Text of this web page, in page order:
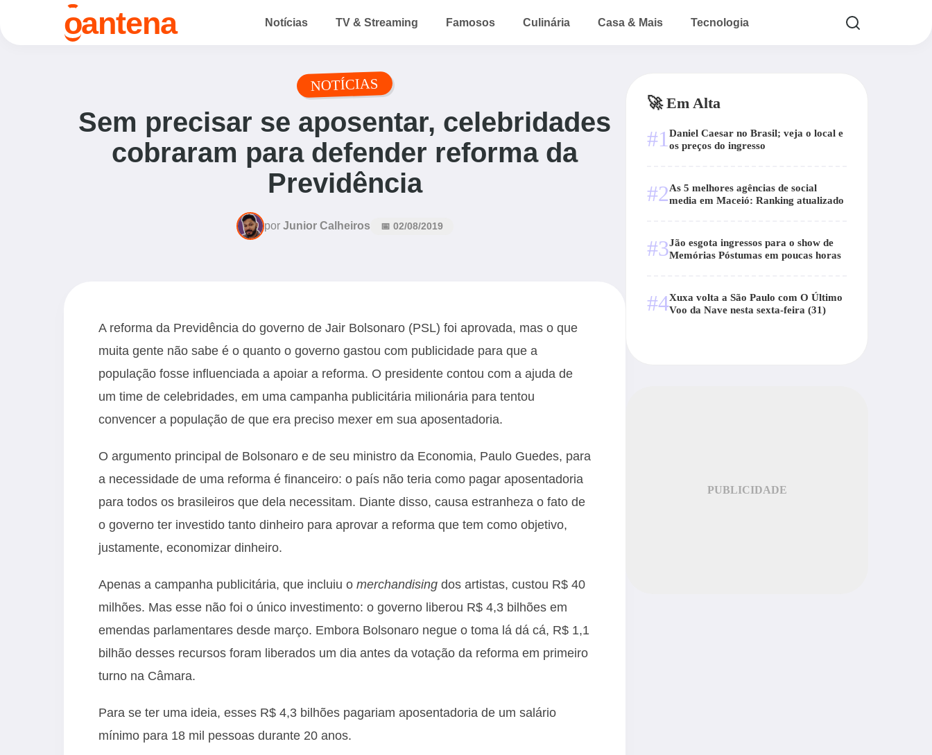
oantena Notícias TV & Streaming Famosos Culinária Casa & Mais Tecnologia
NOTÍCIAS
Sem precisar se aposentar, celebridades
cobraram para defender reforma da
Previdência
por Junior Calheiros 📅 02/08/2019
A reforma da Previdência do governo de Jair Bolsonaro (PSL) foi aprovada, mas o que
muita gente não sabe é o quanto o governo gastou com publicidade para que a
população fosse influenciada a apoiar a reforma. O presidente contou com a ajuda de
um time de celebridades, em uma campanha publicitária milionária para tentou
convencer a população de que era preciso mexer em sua aposentadoria.
O argumento principal de Bolsonaro e de seu ministro da Economia, Paulo Guedes, para
a necessidade de uma reforma é financeiro: o país não teria como pagar aposentadoria
para todos os brasileiros que dela necessitam. Diante disso, causa estranheza o fato de
o governo ter investido tanto dinheiro para aprovar a reforma que tem como objetivo,
justamente, economizar dinheiro.
Apenas a campanha publicitária, que incluiu o merchandising dos artistas, custou R$ 40
milhões. Mas esse não foi o único investimento: o governo liberou R$ 4,3 bilhões em
emendas parlamentares desde março. Embora Bolsonaro negue o toma lá dá cá, R$ 1,1
bilhão desses recursos foram liberados um dia antes da votação da reforma em primeiro
turno na Câmara.
Para se ter uma ideia, esses R$ 4,3 bilhões pagariam aposentadoria de um salário
mínimo para 18 mil pessoas durante 20 anos.
🚀 Em Alta
#1 Daniel Caesar no Brasil; veja o local e
os preços do ingresso
#2As 5 melhores agências de social
media em Maceió: Ranking atualizado
#3Jão esgota ingressos para o show de
Memórias Póstumas em poucas horas
#4Xuxa volta a São Paulo com O Último
Voo da Nave nesta sexta-feira (31)
PUBLICIDADE